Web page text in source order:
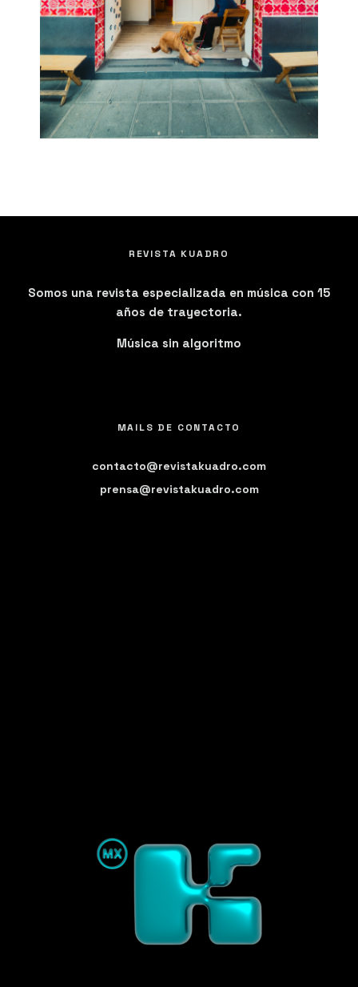
REVISTA KUADRO
Somos una revista especializada en música con 15
años de trayectoria.
Música sin algoritmo
MAILS DE CONTACTO
contacto@revistakuadro.com
prensa@revistakuadro.com